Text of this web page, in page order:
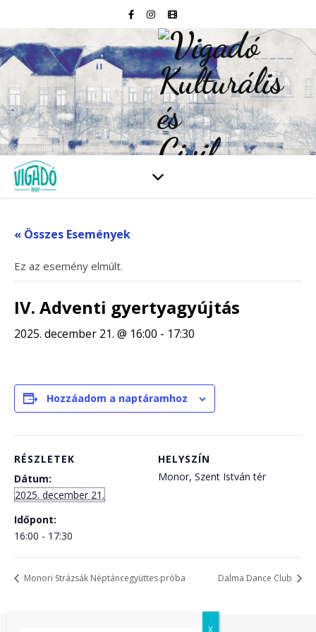
« Összes Események
Ez az esemény elmúlt.
IV. Adventi gyertyagyújtás
2025. december 21. @ 16:00 - 17:30
Hozzáadom a naptáramhoz
RÉSZLETEK
Dátum:
2025. december 21.
Időpont:
16:00 - 17:30
HELYSZÍN
Monor, Szent István tér
Monori Strázsák Néptáncegyüttes próba Dalma Dance Club